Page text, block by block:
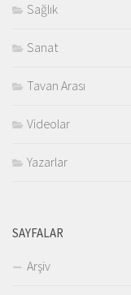
Sağlık
Sanat
Tavan Arası
Videolar
Yazarlar
SAYFALAR
Arşiv